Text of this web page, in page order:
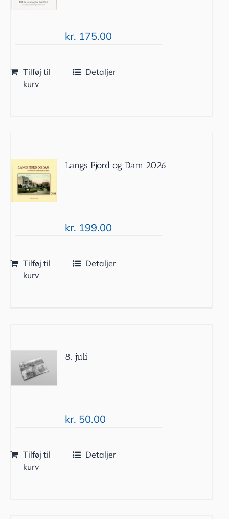
kr. 175.00
Tilføj til
kurv
Detaljer
Langs Fjord og Dam 2026
kr. 199.00
Tilføj til
kurv
Detaljer
8. juli
kr. 50.00
Tilføj til
kurv
Detaljer